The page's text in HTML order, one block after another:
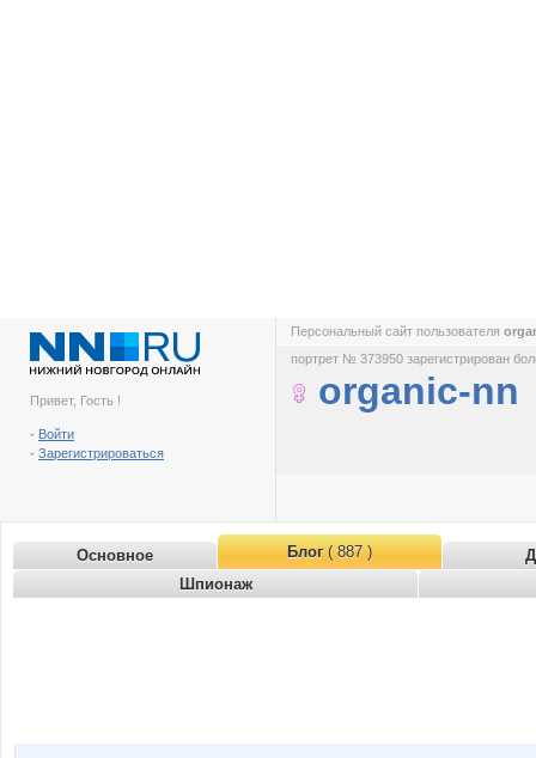
Привет, Гость !
- Войти
- Зарегистрироваться
Персональный сайт пользователя
портрет № 373950 зарегистрирован
organic-nn
Основное Блог( 887 )
Шпионаж